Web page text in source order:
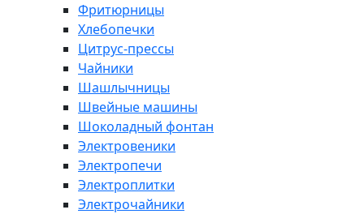
Фритюрницы
Хлебопечки
Цитрус-прессы
Чайники
Шашлычницы
Швейные машины
Шоколадный фонтан
Электровеники
Электропечи
Электроплитки
Электрочайники